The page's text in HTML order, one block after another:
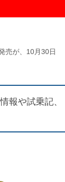
売が、10月30日
報や試乗記、